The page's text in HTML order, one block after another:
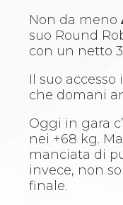
Non da meno
suo Round
con un netto
Il suo
che domani
Oggi in gara
nei +68 kg.
manciata di
invece, non
finale.